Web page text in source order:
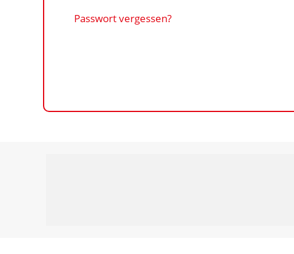
Passwort vergessen?